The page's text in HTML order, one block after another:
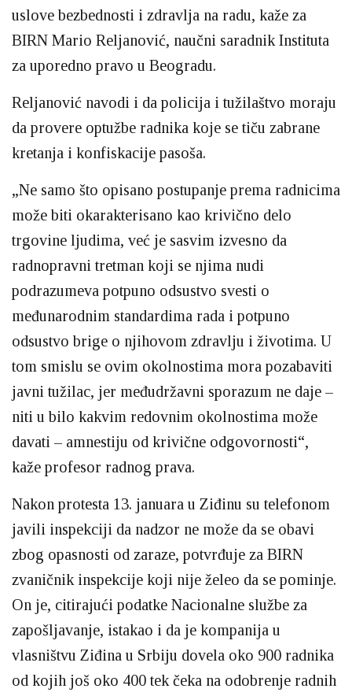
uslove bezbednosti i zdravlja na radu, kaže za
BIRN Mario Reljanović, naučni saradnik Instituta
za uporedno pravo u Beogradu.
Reljanović navodi i da policija i tužilaštvo moraju
da provere optužbe radnika koje se tiču zabrane
kretanja i konfiskacije pasoša.
„Ne samo što opisano postupanje prema radnicima
može biti okarakterisano kao krivično delo
trgovine ljudima, već je sasvim izvesno da
radnopravni tretman koji se njima nudi
podrazumeva potpuno odsustvo svesti o
međunarodnim standardima rada i potpuno
odsustvo brige o njihovom zdravlju i životima. U
tom smislu se ovim okolnostima mora pozabaviti
javni tužilac, jer međudržavni sporazum ne daje –
niti u bilo kakvim redovnim okolnostima može
davati – amnestiju od krivične odgovornosti“,
kaže profesor radnog prava.
Nakon protesta 13. januara u Ziđinu su telefonom
javili inspekciji da nadzor ne može da se obavi
zbog opasnosti od zaraze, potvrđuje za BIRN
zvaničnik inspekcije koji nije želeo da se pominje.
On je, citirajući podatke Nacionalne službe za
zapošljavanje, istakao i da je kompanija u
vlasništvu Ziđina u Srbiju dovela oko 900 radnika
od kojih još oko 400 tek čeka na odobrenje radnih